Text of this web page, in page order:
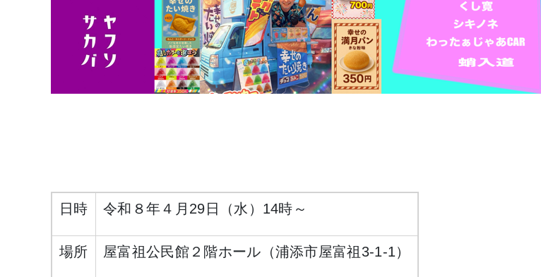
日時 令和８年４月29日（水）14時～
場所 屋富祖公民館２階ホール（浦添市屋富祖3-1-1）